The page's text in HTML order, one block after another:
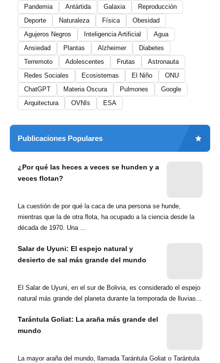
Pandemia
Antártida Galaxia
Reproducción
Deporte
Naturaleza Física
Obesidad
Agujeros Negros
Inteligencia Artificial
Agua
Ansiedad
Plantas Alzheimer
Diabetes
Terremoto
Adolescentes Frutas
Astronauta
Redes Sociales
Ecosistemas El Niño
ONU
ChatGPT
Materia Oscura Pulmones
Google
Arquitectura
OVNIs ESA
Publicaciones Populares
¿Por qué las heces a veces se hunden y a
veces flotan?
La cuestión de por qué la caca de una persona se hunde,
mientras que la de otra flota, ha ocupado a la ciencia desde la
década de 1970. Una ...
Salar de Uyuni: El espejo natural y
desierto de sal más grande del mundo
El Salar de Uyuni, en el sur de Bolivia, es considerado el espejo
natural más grande del planeta durante la temporada de lluvias...
Tarántula Goliat: La araña más grande del
mundo
La mayor araña del mundo, llamada Tarántula Goliat o Tarántula